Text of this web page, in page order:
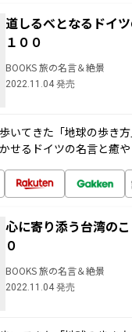
道しるべとなるドイ
１００
BOOKS 旅の名言＆絶景
2022.11.04 発売
いてきた「地球の歩き
せるドイツの名言と癒
心に寄り添う台湾の
０
BOOKS 旅の名言＆絶景
2022.11.04 発売